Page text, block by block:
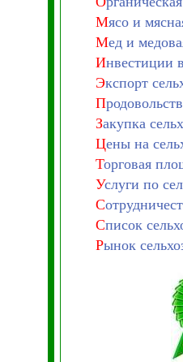
Мясо и
Мед и
Инвестиции
Экспорт
П
Закупка
Цены на
Торговая
Услуги по
С
Список
Рынок